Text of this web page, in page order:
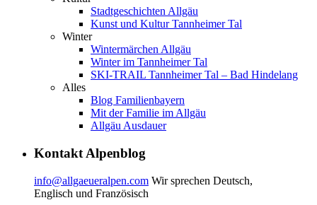
Stadtgeschichten Allgäu
Kunst und Kultur Tannheimer Tal
Winter
Wintermärchen Allgäu
Winter im Tannheimer Tal
SKI-TRAIL Tannheimer Tal – Bad Hindelang
Alles
Blog Familienbayern
Mit der Familie im Allgäu
Allgäu Ausdauer
Kontakt Alpenblog
info@allgaeueralpen.com Wir sprechen Deutsch,
Englisch und Französisch